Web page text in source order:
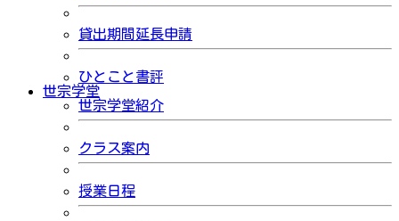
貸出期間延長申請
ひとこと書評
世宗学堂
世宗学堂紹介
クラス案内
授業日程